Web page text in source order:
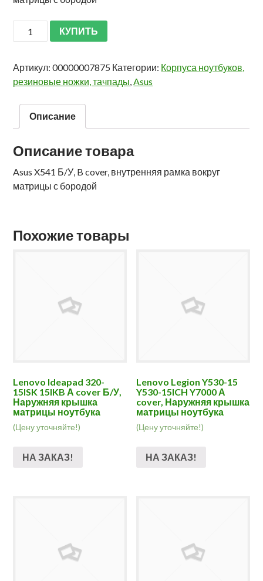
КУПИТЬ
Артикул:00000007875 Категории: Корпуса ноутбуков,
резиновые ножки, тачпады,Asus
Описание
Описание товара
Asus X541 Б/У, B cover, внутренняя рамка вокруг
матрицы с бородой
Похожие товары
Lenovo Ideapad 320-
15ISK 15IKB А cover Б/У,
Наружняя крышка
матрицы ноутбука
(Цену уточняйте!)
НА ЗАКАЗ!
Lenovo Legion Y530-15
Y530-15ICH Y7000 А
cover, Наружняя крышка
матрицы ноутбука
(Цену уточняйте!)
НА ЗАКАЗ!